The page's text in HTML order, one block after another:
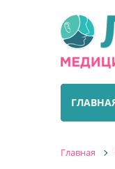
Главная